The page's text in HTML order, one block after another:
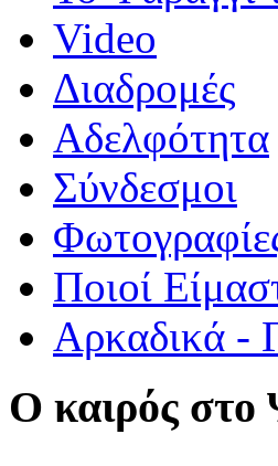
Video
Διαδρομές
Αδελφότητα
Σύνδεσμοι
Ποιοί
Αρκαδικά -
Ο καιρός στο